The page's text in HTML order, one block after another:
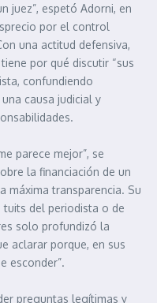
juez”, espetó Adorni, en
por el control
una actitud defensiva,
por qué discutir “sus
confundiendo
causa judicial y
parece mejor”, se
la financiación de un
máxima transparencia. Su
del periodista o de
solo profundizó la
aclarar porque, en sus
esconder”.
preguntas legítimas y